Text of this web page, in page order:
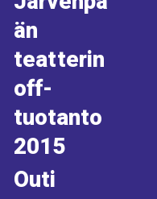
än
teatterin
off-
tuotanto
2015
Outi